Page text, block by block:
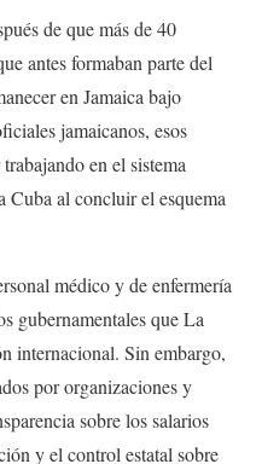
de que más de 40
antes formaban parte del
en Jamaica bajo
jamaicanos, esos
en el sistema
Cuba al concluir el esquema
médico y de enfermería
gubernamentales que La
internacional. Sin embargo,
por organizaciones y
sobre los salarios
y el control estatal sobre